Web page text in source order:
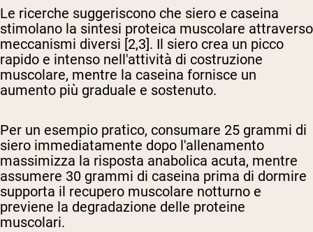
Le ricerche suggeriscono che siero e caseina
stimolano la sintesi proteica muscolare attraverso
meccanismi diversi [2,3]. Il siero crea un picco
rapido e intenso nell'attività di costruzione
muscolare, mentre la caseina fornisce un
aumento più graduale e sostenuto.
Per un esempio pratico, consumare 25 grammi di
siero immediatamente dopo l'allenamento
massimizza la risposta anabolica acuta, mentre
assumere 30 grammi di caseina prima di dormire
supporta il recupero muscolare notturno e
previene la degradazione delle proteine
muscolari.